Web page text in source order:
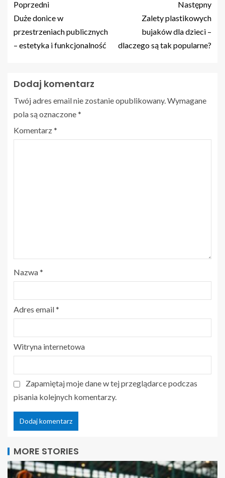
Poprzedni
Duże donice w
przestrzeniach publicznych
– estetyka i funkcjonalność
Następny
Zalety plastikowych
bujaków dla dzieci –
dlaczego są tak popularne?
Dodaj komentarz
Twój adres email nie zostanie opublikowany. Wymagane
pola są oznaczone*
Komentarz*
Nazwa*
Adres email*
Witryna internetowa
Zapamiętaj moje dane w tej przeglądarce podczas
pisania kolejnych komentarzy.
MORE STORIES